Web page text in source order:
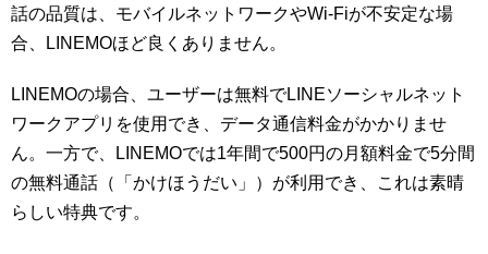
話の品質は、モバイルネットワークやWi-Fiが不安定な場
合、LINEMOほど良くありません。
LINEMOの場合、ユーザーは無料でLINEソーシャルネット
ワークアプリを使用でき、データ通信料金がかかりませ
ん。一方で、LINEMOでは1年間で500円の月額料金で5分間
の無料通話（「かけほうだい」）が利用でき、これは素晴
らしい特典です。